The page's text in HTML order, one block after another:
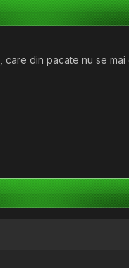
din pacate nu se mai